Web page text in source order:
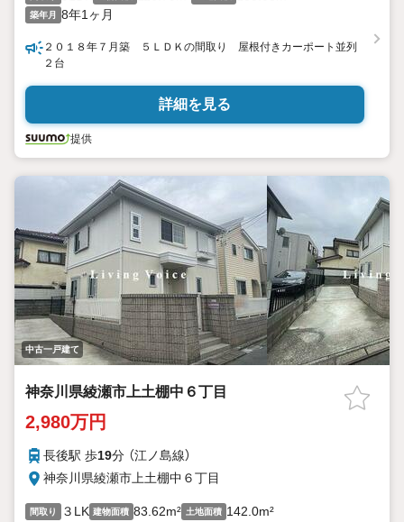
築年月 8年1ヶ月
２０１８年７月築 ５ＬＤＫの間取り 屋根付きカーポート並列
２台
詳細を見る
提供
中古一戸建て
神奈川県綾瀬市上土棚中６丁目
2,980万円
長後駅 歩19分 （江ノ島線）
神奈川県綾瀬市上土棚中６丁目
間取り ３LK 建物面積 83.62m² 土地面積 142.0m²